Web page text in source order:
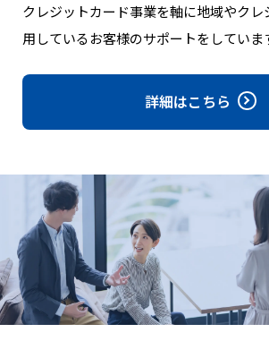
クレジットカード事業を軸に地域やクレ
用しているお客様のサポートをしていま
詳細はこちら